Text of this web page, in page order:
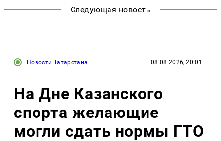
Следующая новость
Новости Татарстана 08.08.2026, 20:01
На Дне Казанского
спорта желающие
могли сдать нормы ГТО